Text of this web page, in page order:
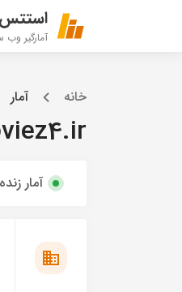
آمارگیر
خانه آمار
آمار زنده